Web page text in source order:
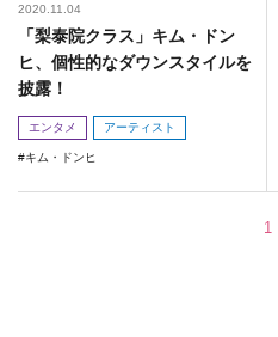
2020.11.04
「梨泰院クラス」キム・ドン
ヒ、個性的なダウンスタイルを
披露！
エンタメ アーティスト
キム・ドンヒ
1